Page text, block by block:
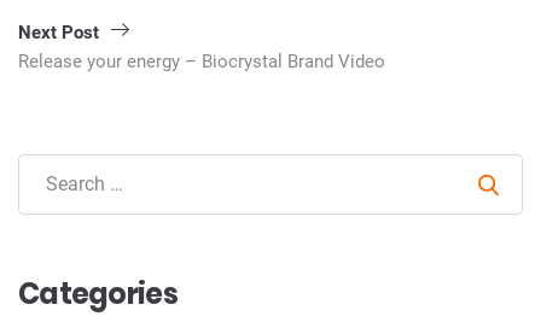
Next Post
Release your energy – Biocrystal Brand Video
Categories